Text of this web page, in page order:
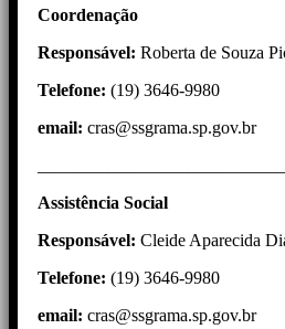
Coordenação
Responsável: Roberta de Souza
Telefone: (19) 3646-9980
email: cras@ssgrama.sp.gov.br
Assistência Social
Responsável: Cleide Aparecida
Telefone: (19) 3646-9980
email: cras@ssgrama.sp.gov.br